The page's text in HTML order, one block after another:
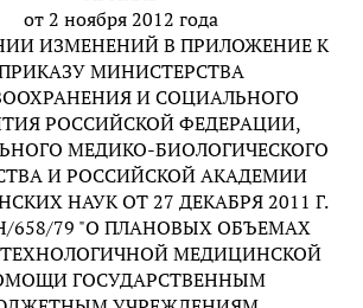
от 2 ноября 2012 года
ИЗМЕНЕНИЙ В ПРИЛОЖЕНИЕ К
МИНИСТЕРСТВА
И СОЦИАЛЬНОГО
РОССИЙСКОЙ ФЕДЕРАЦИИ,
МЕДИКО-БИОЛОГИЧЕСКОГО
И РОССИЙСКОЙ АКАДЕМИИ
НАУК ОТ 27 ДЕКАБРЯ 2011 Г.
658/79 "О ПЛАНОВЫХ ОБЪЕМАХ
МЕДИЦИНСКОЙ
ГОСУДАРСТВЕННЫМ